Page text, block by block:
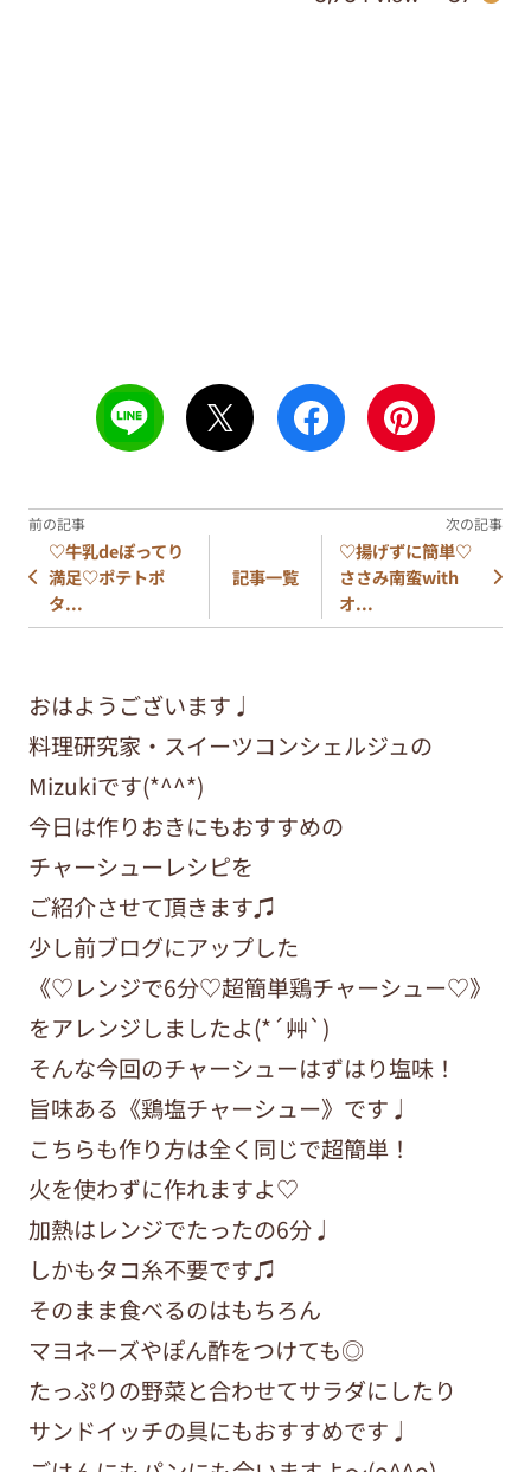
♡牛乳deぽってり
満足♡ポテトポ
タ...
記事一覧
♡揚げずに簡単♡
ささみ南蛮with
オ...
おはようございます♩
料理研究家・スイーツコンシェルジュの
Mizukiです(*^^*)
今日は作りおきにもおすすめの
チャーシューレシピを
ご紹介させて頂きます♫
少し前ブログにアップした
《♡レンジで6分♡超簡単鶏チャーシュー♡》
をアレンジしましたよ(*´艸`)
そんな今回のチャーシューはずはり塩味！
旨味ある《鶏塩チャーシュー》です♩
こちらも作り方は全く同じで超簡単！
火を使わずに作れますよ♡
加熱はレンジでたったの6分♩
しかもタコ糸不要です♫
そのまま食べるのはもちろん
マヨネーズやぽん酢をつけても◎
たっぷりの野菜と合わせてサラダにしたり
サンドイッチの具にもおすすめです♩